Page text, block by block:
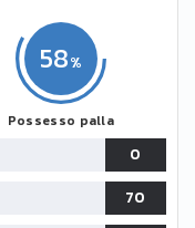
58
Possesso palla
0
70